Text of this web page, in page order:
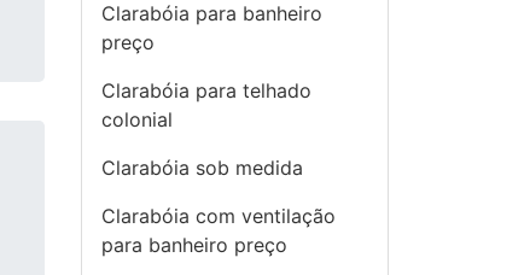
Clarabóia para banheiro
preço
Clarabóia para telhado
colonial
Clarabóia sob medida
Clarabóia com ventilação
para banheiro preço